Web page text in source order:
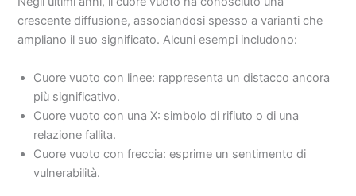
crescente diffusione, associandosi spesso a varianti che
ampliano il suo significato. Alcuni esempi includono:
Cuore vuoto con linee: rappresenta un distacco ancora
più significativo.
Cuore vuoto con una X: simbolo di rifiuto o di una
relazione fallita.
Cuore vuoto con freccia: esprime un sentimento di
vulnerabilità.